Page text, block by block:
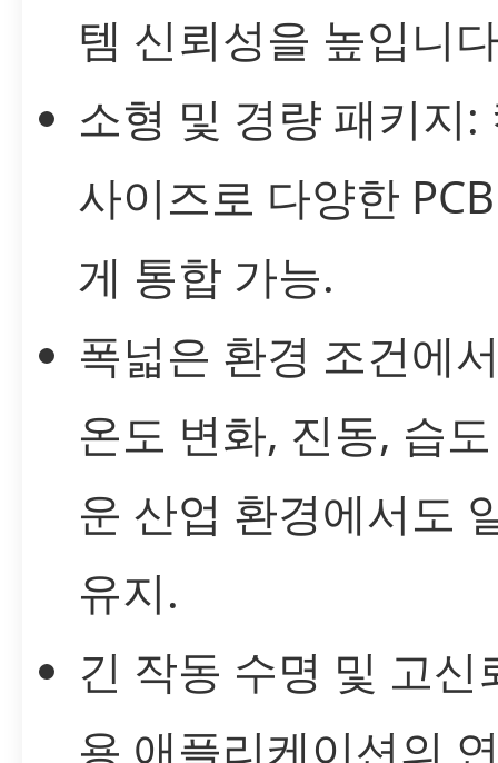
템 신뢰성을 높입니
소형 및 경량 패키지:
사이즈로 다양한
게 통합 가능.
폭넓은 환경 조건에
온도 변화, 진동, 습
운 산업 환경에서도
유지.
긴 작동 수명 및 고신
용 애플리케이션의